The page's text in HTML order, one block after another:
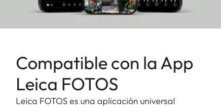
distancias focales, ya sea para realizar retratos o
Compatible con la App
Leica FOTOS
Leica FOTOS es una aplicación universal